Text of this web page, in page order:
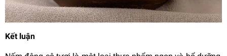
Kết luận